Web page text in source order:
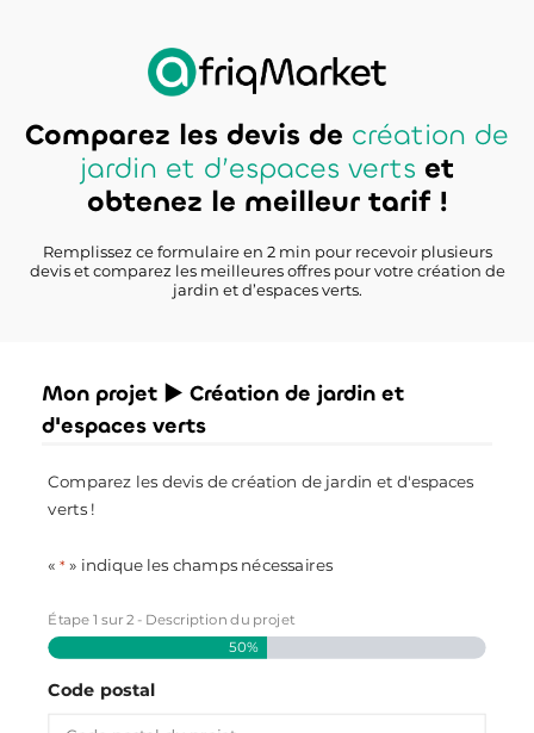
Comparez les devis de création de
jardin et d’espaces verts et
obtenez le meilleur tarif !
Remplissez ce formulaire en 2 min pour recevoir plusieurs
devis et comparez les meilleures offres pour votre création de
jardin et d’espaces verts.
Mon projet ► Création de jardin et
d'espaces verts
Comparez les devis de création de jardin et d'espaces
verts !
«* » indique les champs nécessaires
Étape1 sur2 - Description du projet
50%
Code postal